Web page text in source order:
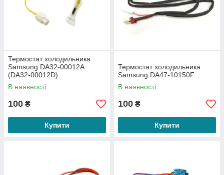
Термостат холодильника
Samsung DA32-00012A
(DA32-00012D)
В наявності
100 ₴
Купити
Термостат холодильника
Samsung DA47-10150F
В наявності
100 ₴
Купити